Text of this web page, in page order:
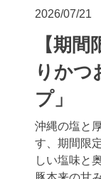
2026/07/21
【期
りかつ
プ」
沖縄の塩と
す、期間限
しい塩味と